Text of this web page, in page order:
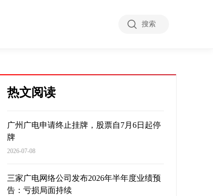
搜索
热文阅读
广州广电申请终止挂牌，股票自7月6日起停
牌
2026-07-08
三家广电网络公司发布2026年半年度业绩预
告：亏损局面持续